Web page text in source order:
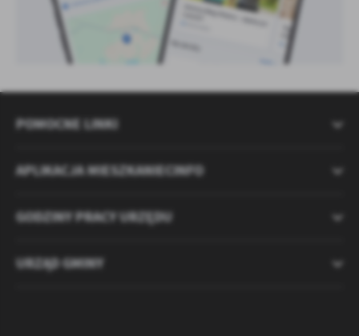
POMOCNE LINKI
APLIKACJA MIESZKANIECINFO
GODZINY PRACY URZĘDU
URZĄD GMINY